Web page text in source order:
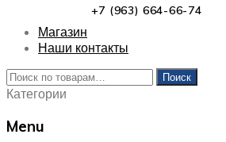
+7 (963) 664-66-74
Магазин
Наши контакты
Искать:
Поиск
Категории
Menu